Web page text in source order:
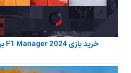
خرید بازی F1 Manager 2024 برای PC